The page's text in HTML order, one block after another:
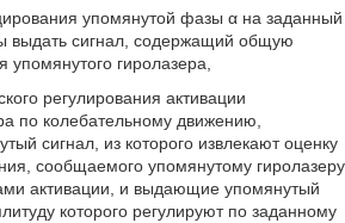
упомянутой фазы α на заданный
выдать сигнал, содержащий общую
гиролазера,
регулирования активации
по колебательному движению,
сигнал, из которого извлекают оценку
сообщаемого упомянутому гиролазеру
активации, и выдающие упомянутый
которого регулируют по заданному